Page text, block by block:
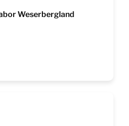
Weserbergland